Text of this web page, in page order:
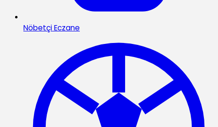
Nöbetçi Eczane